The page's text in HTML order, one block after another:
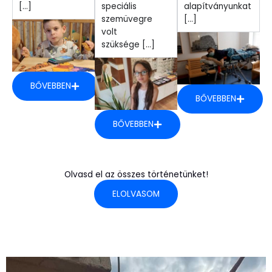
[...]
BŐVEBBEN
speciális
szemüvegre
volt
szüksége [...]
BŐVEBBEN
alapítványunkat
[...]
BŐVEBBEN
Olvasd el az összes történetünket!
ELOLVASOM